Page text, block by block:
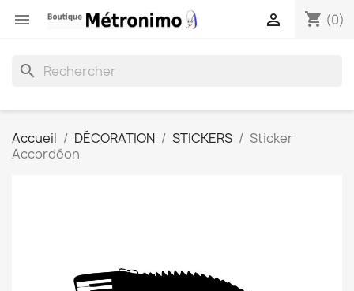
 shopping_cart (0)

search
Accueil DÉCORATION STICKERS
Sticker
Accordéon